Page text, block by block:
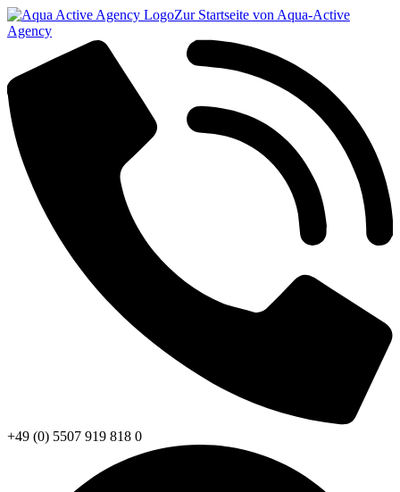
Zur Startseite von Aqua-Active
Agency
+49 (0) 5507 919 818 0